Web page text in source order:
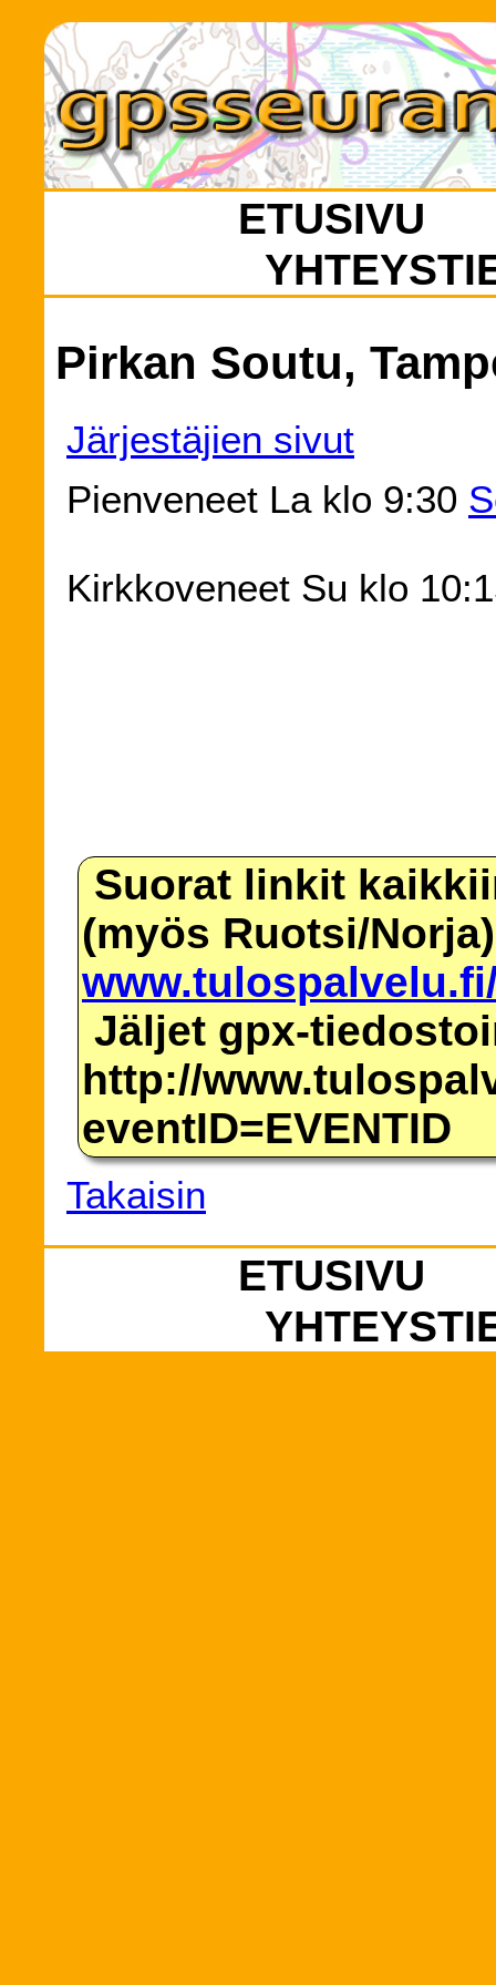
ETUSIVU
Pirkan Soutu,
Järjestäjien sivut
Pienveneet La klo 9:30
Kirkkoveneet Su klo
Suorat linkit
(myös Ruotsi/Norja)
Jäljet gpx-
http://
eventID=EVENTID
Takaisin
ETUSIVU